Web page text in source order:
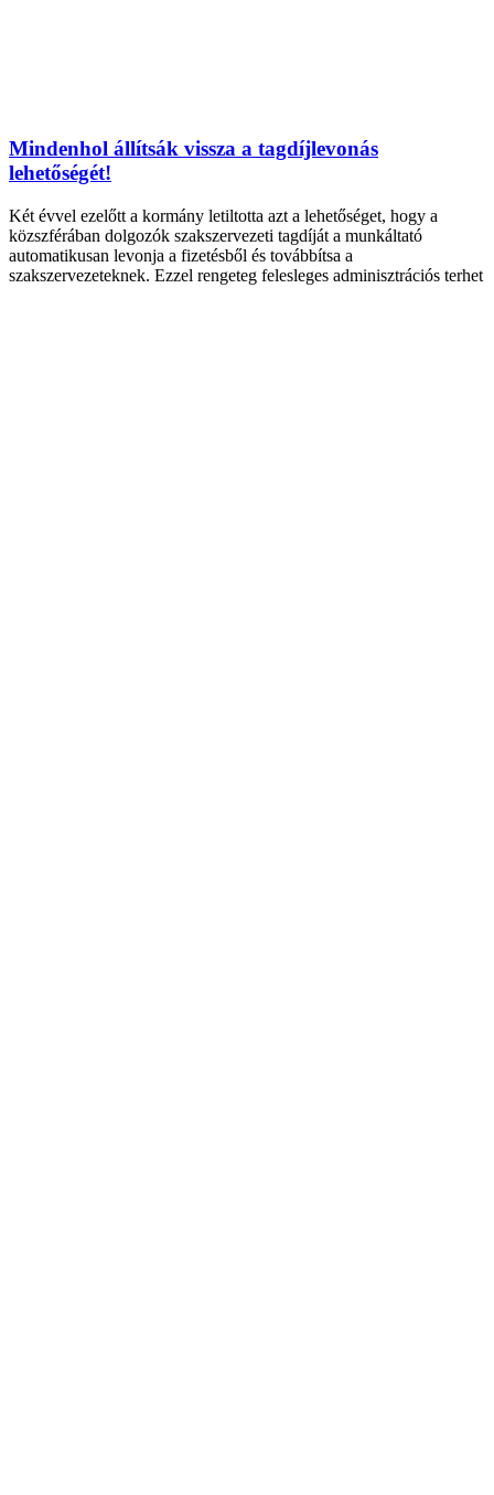
Mindenhol állítsák vissza a tagdíjlevonás
lehetőségét!
Két évvel ezelőtt a kormány letiltotta azt a lehetőséget, hogy a
közszférában dolgozók szakszervezeti tagdíját a munkáltató
automatikusan levonja a fizetésből és továbbítsa a
szakszervezeteknek. Ezzel rengeteg felesleges adminisztrációs terhet